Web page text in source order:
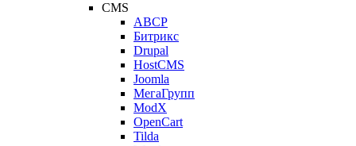
CMS
ABCP
Битрикс
Drupal
HostCMS
Joomla
МегаГрупп
ModX
OpenCart
Tilda